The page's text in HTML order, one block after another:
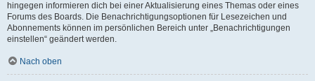
hingegen informieren dich bei einer Aktualisierung eines Themas oder eines
Forums des Boards. Die Benachrichtigungsoptionen für Lesezeichen und
Abonnements können im persönlichen Bereich unter „Benachrichtigungen
einstellen“ geändert werden.
Nach oben